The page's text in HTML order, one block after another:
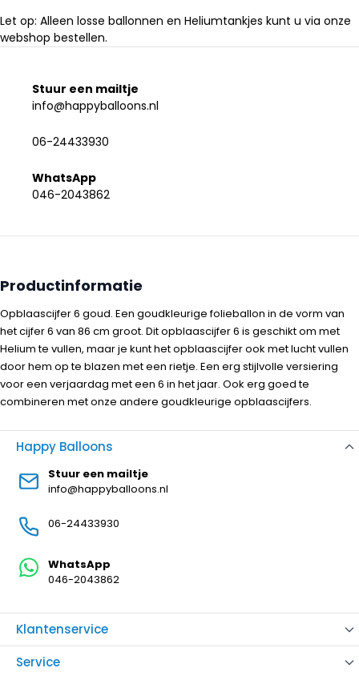
Let op: Alleen losse ballonnen en Heliumtankjes kunt u via onze
webshop bestellen.
Stuur een mailtje
info@happyballoons.nl
06-24433930
WhatsApp
046-2043862
Productinformatie
Opblaascijfer 6 goud. Een goudkleurige folieballon in de vorm van
het cijfer 6 van 86 cm groot. Dit opblaascijfer 6 is geschikt om met
Helium te vullen, maar je kunt het opblaascijfer ook met lucht vullen
door hem op te blazen met een rietje. Een erg stijlvolle versiering
voor een verjaardag met een 6 in het jaar. Ook erg goed te
combineren met onze andere goudkleurige opblaascijfers.
Klantenservice
Service
Happy Balloons
Stuur een mailtje
info@happyballoons.nl
06-24433930
WhatsApp
046-2043862